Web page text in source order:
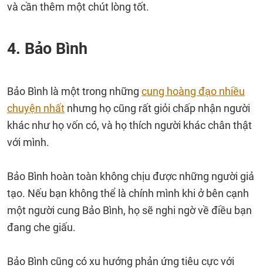
và cần thêm một chút lòng tốt.
4. Bảo Bình
Bảo Bình là một trong những cung hoàng đạo nhiều
chuyện nhất nhưng họ cũng rất giỏi chấp nhận người
khác như họ vốn có, và họ thích người khác chân thật
với mình.
Bảo Bình hoàn toàn không chịu được những người giả
tạo. Nếu bạn không thể là chính mình khi ở bên cạnh
một người cung Bảo Bình, họ sẽ nghi ngờ về điều bạn
đang che giấu.
Bảo Bình cũng có xu hướng phản ứng tiêu cực với